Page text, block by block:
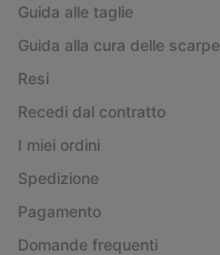
Guida alle taglie
Guida alla cura delle scarpe
Resi
Recedi dal contratto
I miei ordini
Spedizione
Pagamento
Domande frequenti